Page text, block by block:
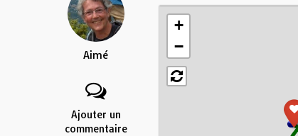
Aimé
Ajouter un
commentaire
+
−